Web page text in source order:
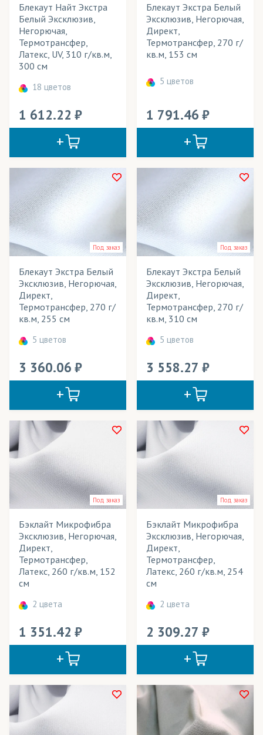
Уличные конструкции
Флаги
Флаги интерьерные
Флаги уличные
Флажки
Фотошторы
Широкоформатное панно
Шторы
Элементы одежды
Блекаут Найт Экстра
Белый Эксклюзив,
Негорючая,
Термотрансфер,
Латекс, UV, 310 г/кв.м,
300 см
18 цветов
1 612.22
Блекаут Экстра Белый
Эксклюзив, Негорючая,
Директ,
Термотрансфер, 270 г/
кв.м, 153 см
5 цветов
1 791.46
Под заказ
Блекаут Экстра Белый
Эксклюзив, Негорючая,
Директ,
Термотрансфер, 270 г/
кв.м, 255 см
5 цветов
3 360.06
Под заказ
Блекаут Экстра Белый
Эксклюзив, Негорючая,
Директ,
Термотрансфер, 270 г/
кв.м, 310 см
5 цветов
3 558.27
Под заказ
Бэклайт Микрофибра
Эксклюзив, Негорючая,
Директ,
Термотрансфер,
Латекс, 260 г/кв.м, 152
см
2 цвета
1 351.42
Под заказ
Бэклайт Микрофибра
Эксклюзив, Негорючая,
Директ,
Термотрансфер,
Латекс, 260 г/кв.м, 254
см
2 цвета
2 309.27